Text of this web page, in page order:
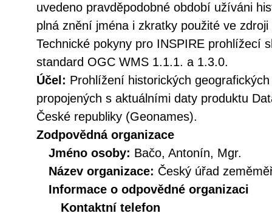
uvedeno pravděpodobné období užíváni
plná znění jména i zkratky použité ve
Technické pokyny pro INSPIRE prohlížecí
standard OGC WMS 1.1.1. a 1.3.0.
Účel: Prohlížení historických
propojených s aktuálními daty produktu
České republiky (Geonames).
Zodpovědná organizace
Jméno osoby: Bačo, Antonín, Mgr.
Název organizace: Český úřad
Informace o odpovědné organizaci
Kontaktní telefon